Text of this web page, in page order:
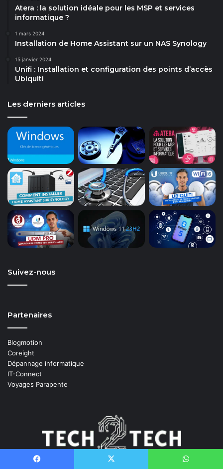
Atera : la solution idéale pour les MSP et services
informatique ?
1 mars 2024
Installation de Home Assistant sur un NAS Synology
15 janvier 2024
Unifi : Installation et configuration des points d’accès
Ubiquiti
Les derniers articles
Suivez-nous
Partenaires
Blogmotion
Coreight
Dépannage informatique
IT-Connect
Voyages Parapente
Administrateur Systèmes dans la vie, j'aime la veille techno et